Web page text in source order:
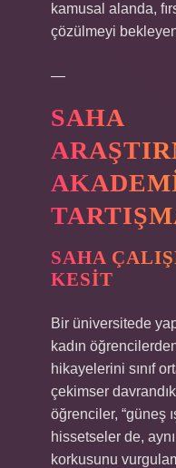
kamusal alanda,
çözülmeyi
—
SAHA
SAHA
KESIT
Bir üniversitede
kadın
hikayelerini sınıf
çekimser
öğrenciler, “güneş
hissetseler de,
korkusunu